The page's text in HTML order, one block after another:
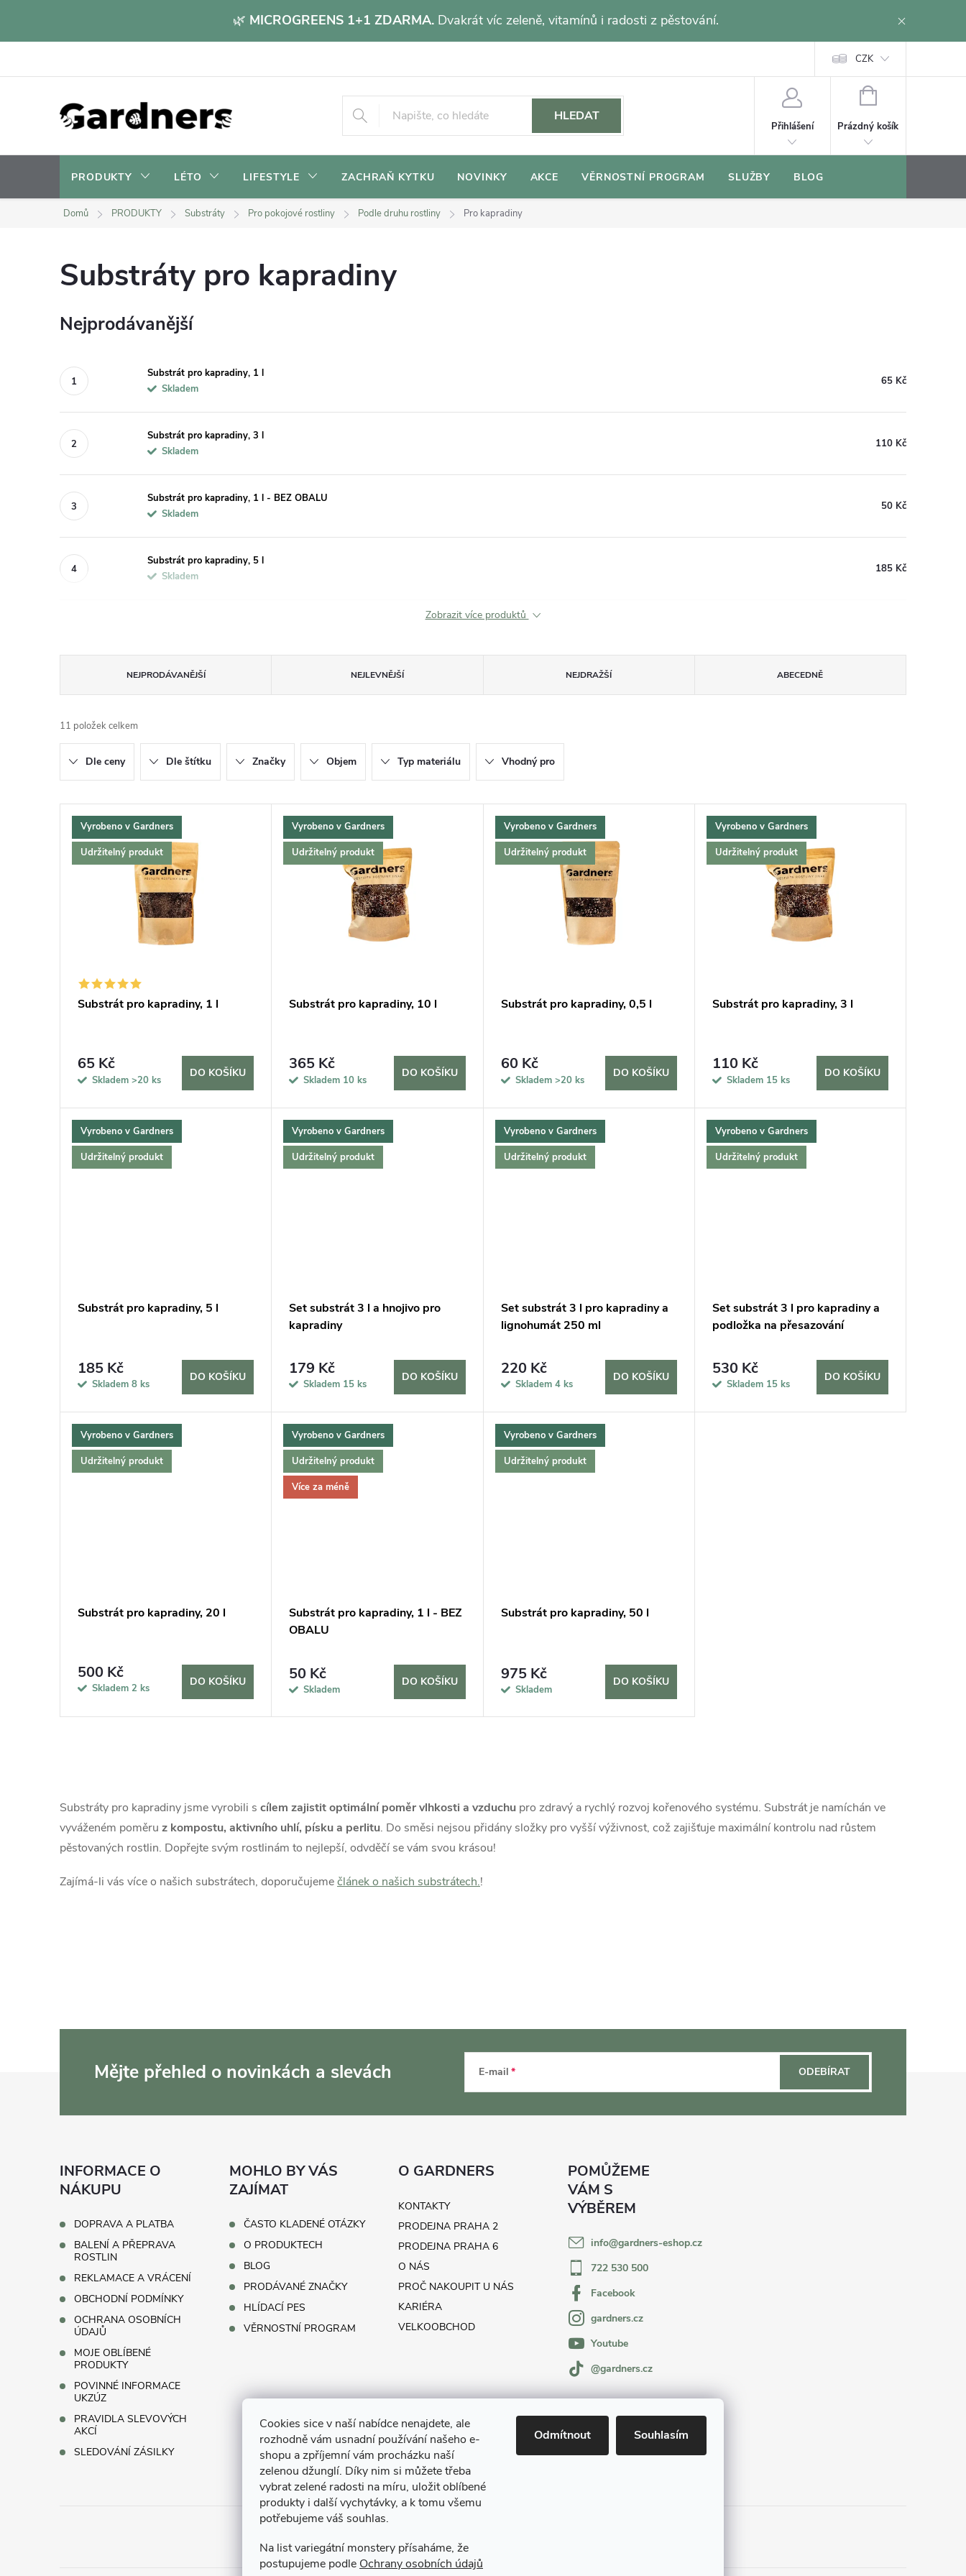
Cookies sice v naší nabídce nenajdete, ale
rozhodně vám usnadní používání našeho e-
shopu a zpříjemní vám procházku naší
zelenou džunglí. Díky nim si můžete třeba
vybrat zelené radosti na míru, uložit oblíbené
produkty i další vychytávky, a k tomu všemu
potřebujeme váš souhlas.
Na list variegátní monstery přísaháme, že
postupujeme podle Ochrany osobních údajů
Odmítnout Souhlasím
🌿 MICROGREENS 1+1 ZDARMA. Dvakrát víc zeleně, vitamínů i radosti z pěstování.
CZK
HLEDAT
Přihlášení
NÁKUPNÍ
Prázdný košík
PRODUKTY LÉTO LIFESTYLE ZACHRAŇ KYTKU NOVINKY AKCE VĚRNOSTNÍ PROGRAM SLUŽBY BLOG
Domů PRODUKTY Substráty Pro pokojové rostliny Podle druhu rostliny Pro kapradiny
Substráty pro kapradiny
Nejprodávanější
Substrát pro kapradiny, 1 l
Skladem
65 Kč
Substrát pro kapradiny, 3 l
Skladem
110 Kč
Substrát pro kapradiny, 1 l - BEZ OBALU
Skladem
50 Kč
Substrát pro kapradiny, 5 l
Skladem
185 Kč
Zobrazit více produktů
a
z
e
n
t
ů
NEJPRODÁVANĚJŠÍ NEJLEVNĚJŠÍ NEJDRAŽŠÍ ABECEDNĚ
11 položek celkem
Dle ceny Dle štítku Značky Objem Typ materiálu Vhodný pro
V
ý
d
u
k
Vyrobeno v Gardners
Udržitelný produkt
Substrát pro kapradiny, 1 l
65 Kč
Skladem >20 ks
DO KOŠÍKU
Vyrobeno v Gardners
Udržitelný produkt
Substrát pro kapradiny, 10 l
365 Kč
Skladem 10 ks
DO KOŠÍKU
Vyrobeno v Gardners
Udržitelný produkt
Substrát pro kapradiny, 0,5 l
60 Kč
Skladem >20 ks
DO KOŠÍKU
Vyrobeno v Gardners
Udržitelný produkt
Substrát pro kapradiny, 3 l
110 Kč
Skladem 15 ks
DO KOŠÍKU
Vyrobeno v Gardners
Udržitelný produkt
Substrát pro kapradiny, 5 l
185 Kč
Skladem 8 ks
DO KOŠÍKU
Vyrobeno v Gardners
Udržitelný produkt
Set substrát 3 l a hnojivo pro
kapradiny
179 Kč
Skladem 15 ks
DO KOŠÍKU
Vyrobeno v Gardners
Udržitelný produkt
Set substrát 3 l pro kapradiny a
lignohumát 250 ml
220 Kč
Skladem 4 ks
DO KOŠÍKU
Vyrobeno v Gardners
Udržitelný produkt
Set substrát 3 l pro kapradiny a
podložka na přesazování
530 Kč
Skladem 15 ks
DO KOŠÍKU
Vyrobeno v Gardners
Udržitelný produkt
Substrát pro kapradiny, 20 l
500 Kč
Skladem 2 ks
DO KOŠÍKU
Vyrobeno v Gardners
Udržitelný produkt
Více za méně
Substrát pro kapradiny, 1 l - BEZ
OBALU
50 Kč
Skladem
DO KOŠÍKU
Vyrobeno v Gardners
Udržitelný produkt
Substrát pro kapradiny, 50 l
975 Kč
Skladem
DO KOŠÍKU
v
l
á
d
r
y
ý
p
i
u
Substráty pro kapradiny jsme vyrobili s cílem zajistit optimální poměr vlhkosti a vzduchu pro zdravý a rychlý rozvoj kořenového systému. Substrát je namíchán ve
vyváženém poměru z kompostu, aktivního uhlí, písku a perlitu. Do směsi nejsou přidány složky pro vyšší výživnost, což zajišťuje maximální kontrolu nad růstem
pěstovaných rostlin. Dopřejte svým rostlinám to nejlepší, odvděčí se vám svou krásou!
Zajímá-li vás více o našich substrátech, doporučujemečlánek o našich substrátech.!
Mějte přehled o novinkách a slevách E-mail ODEBÍRAT
INFORMACE O
NÁKUPU
DOPRAVA A PLATBA
BALENÍ A PŘEPRAVA
ROSTLIN
REKLAMACE A VRÁCENÍ
OBCHODNÍ PODMÍNKY
OCHRANA OSOBNÍCH
ÚDAJŮ
MOJE OBLÍBENÉ
PRODUKTY
POVINNÉ INFORMACE
UKZÚZ
PRAVIDLA SLEVOVÝCH
AKCÍ
SLEDOVÁNÍ ZÁSILKY
MOHLO BY VÁS
ZAJÍMAT
ČASTO KLADENÉ OTÁZKY
O PRODUKTECH
BLOG
PRODÁVANÉ ZNAČKY
HLÍDACÍ PES
VĚRNOSTNÍ PROGRAM
O GARDNERS
KONTAKTY
PRODEJNA PRAHA 2
PRODEJNA PRAHA 6
O NÁS
PROČ NAKOUPIT U NÁS
KARIÉRA
VELKOOBCHOD
info@gardners-eshop.cz
722 530 500
Facebook
gardners.cz
Youtube
@gardners.cz